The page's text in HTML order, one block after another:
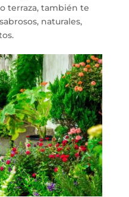
terraza, también te
naturales,